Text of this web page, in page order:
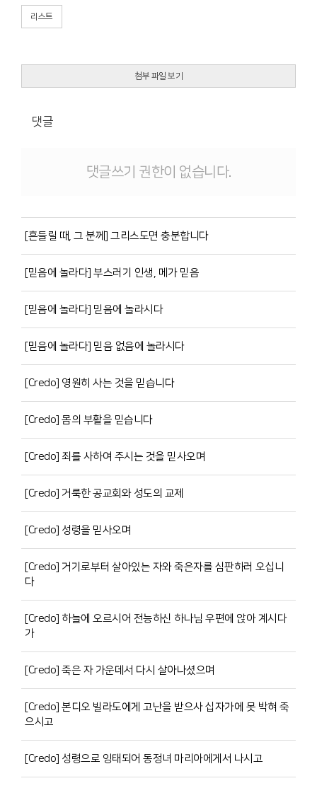
리스트
첨부 파일 보기
댓글
댓글쓰기 권한이 없습니다.
[흔들릴 때, 그 분께] 그리스도면 충분합니다
[믿음에 놀라다] 부스러기 인생, 메가 믿음
[믿음에 놀라다] 믿음에 놀라시다
[믿음에 놀라다] 믿음 없음에 놀라시다
[Credo] 영원히 사는 것을 믿습니다
[Credo] 몸의 부활을 믿습니다
[Credo] 죄를 사하여 주시는 것을 믿사오며
[Credo] 거룩한 공교회와 성도의 교제
[Credo] 성령을 믿사오며
[Credo] 거기로부터 살아있는 자와 죽은자를 심판하러 오십니
다
[Credo] 하늘에 오르시어 전능하신 하나님 우편에 앉아 계시다
가
[Credo] 죽은 자 가운데서 다시 살아나셨으며
[Credo] 본디오 빌라도에게 고난을 받으사 십자가에 못 박혀 죽
으시고
[Credo] 성령으로 잉태되어 동정녀 마리아에게서 나시고